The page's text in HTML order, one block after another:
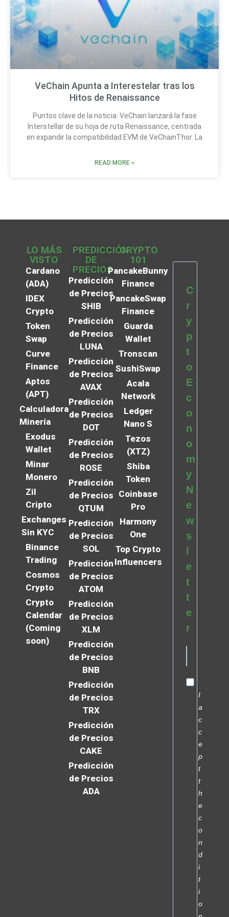
VeChain Apunta a Interestelar tras los
Hitos de Renaissance
Puntos clave de la noticia: VeChain lanzará la fase
Interstellar de su hoja de ruta Renaissance, centrada
en expandir la compatibilidad EVM de VeChainThor. La
READ MORE »
LO MÁS
VISTO
Cardano
(ADA)
IDEX
Crypto
Token
Swap
Curve
Finance
Aptos
(APT)
Calculadora
Minería
Exodus
Wallet
Minar
Monero
Zil
Cripto
Exchanges
Sin KYC
Binance
Trading
Cosmos
Crypto
Crypto
Calendar
(Coming
soon)
PREDICCIÓN
DE
PRECIOS
Predicción
de Precios
SHIB
Predicción
de Precios
LUNA
Predicción
de Precios
AVAX
Predicción
de Precios
DOT
Predicción
de Precios
ROSE
Predicción
de Precios
QTUM
Predicción
de Precios
SOL
Predicción
de Precios
ATOM
Predicción
de Precios
XLM
Predicción
de Precios
BNB
Predicción
de Precios
TRX
Predicción
de Precios
CAKE
Predicción
de Precios
ADA
CRYPTO
101
PancakeBunny
Finance
PancakeSwap
Finance
Guarda
Wallet
Tronscan
SushiSwap
Acala
Network
Ledger
Nano S
Tezos
(XTZ)
Shiba
Token
Coinbase
Pro
Harmony
One
Top Crypto
Influencers
C
r
y
p
t
o
E
c
o
n
o
m
y
N
e
w
s
e
t
t
e
r
I
a
c
c
e
p
t
t
h
e
c
o
n
d
i
t
i
o